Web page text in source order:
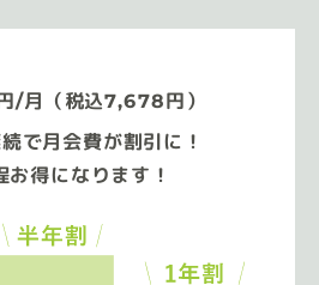
/月（税込7,678円）
で月会費が割引に！
お得になります！